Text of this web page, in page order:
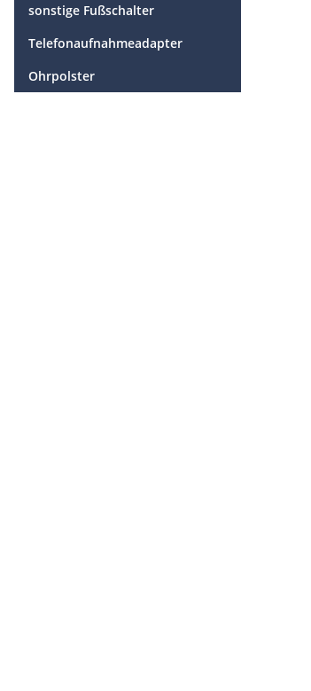
sonstige Fußschalter
Telefonaufnahmeadapter
Ohrpolster